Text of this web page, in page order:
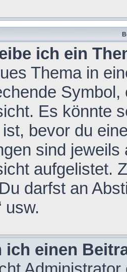
ich ein
Thema in
Es könnte
bevor du
sind
aufgelistet.
darfst an
usw.
ich einen